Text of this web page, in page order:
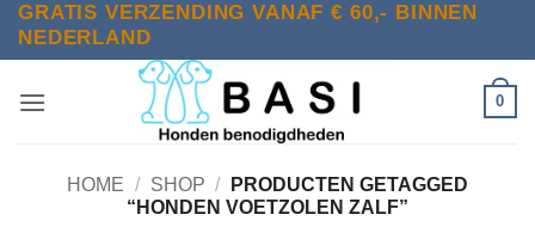
Ga
naar
GRATIS VERZENDING VANAF € 60,- BINNEN
NEDERLAND
0
HOME / SHOP /
PRODUCTEN GETAGGED
“HONDEN VOETZOLEN ZALF”